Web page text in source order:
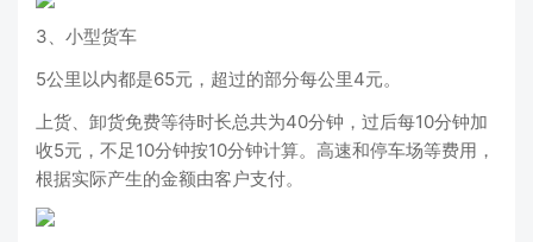
3、小型货车
5公里以内都是65元，超过的部分每公里4元。
上货、卸货免费等待时长总共为40分钟，过后每10分钟加
收5元，不足10分钟按10分钟计算。高速和停车场等费用，
根据实际产生的金额由客户支付。